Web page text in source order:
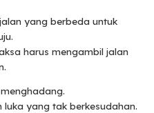
yang berbeda untuk
harus mengambil jalan
luka yang tak berkesudahan.